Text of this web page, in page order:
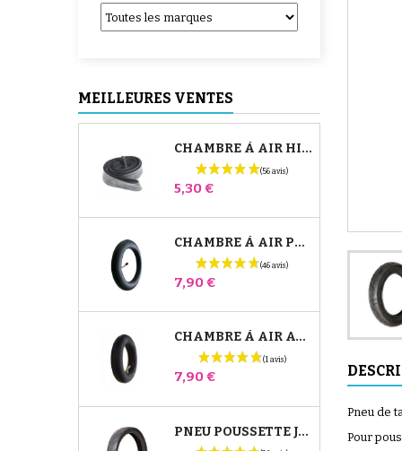
MEILLEURES VENTES
CHAMBRE À AIR HIGH TREK BÉBÉ CONFORT
Prix
5,30 €
CHAMBRE À AIR POUSSETTE JANÉ SLALOM PRO ET POWERTWIN
Prix
7,90 €
CHAMBRE À AIR AVANT POUSSETTE BUGABOO DONKEY
Prix
7,90 €
PNEU POUSSETTE JANÉ SLALOM PRO ET POWERTWIN
Pneu de
Pour